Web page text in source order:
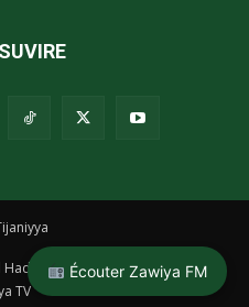
Écouter Zawiya FM
Hadj Malick Sy
La Tidianiya
TV